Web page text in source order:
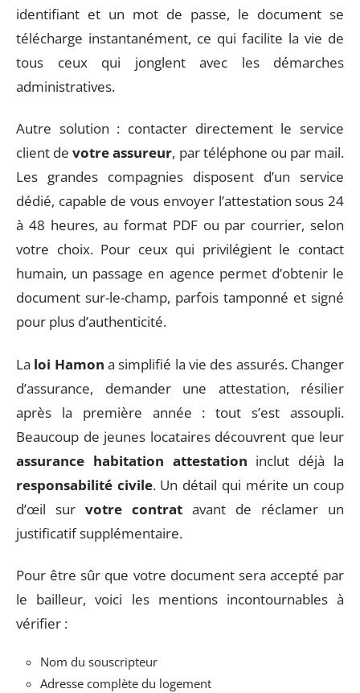
identifiant et un mot de passe, le document se
télécharge instantanément, ce qui facilite la vie de
tous ceux qui jonglent avec les démarches
administratives.
Autre solution : contacter directement le service
client devotre assureur, par téléphone ou par mail.
Les grandes compagnies disposent d’un service
dédié, capable de vous envoyer l’attestation sous 24
à 48 heures, au format PDF ou par courrier, selon
votre choix. Pour ceux qui privilégient le contact
humain, un passage en agence permet d’obtenir le
document sur-le-champ, parfois tamponné et signé
pour plus d’authenticité.
La loi Hamon a simplifié la vie des assurés. Changer
d’assurance, demander une attestation, résilier
après la première année : tout s’est assoupli.
Beaucoup de jeunes locataires découvrent que leur
assurance habitation attestation inclut déjà la
responsabilité civile. Un détail qui mérite un coup
d’œil sur votre contrat avant de réclamer un
justificatif supplémentaire.
Pour être sûr que votre document sera accepté par
le bailleur, voici les mentions incontournables à
vérifier :
Nom du souscripteur
Adresse complète du logement